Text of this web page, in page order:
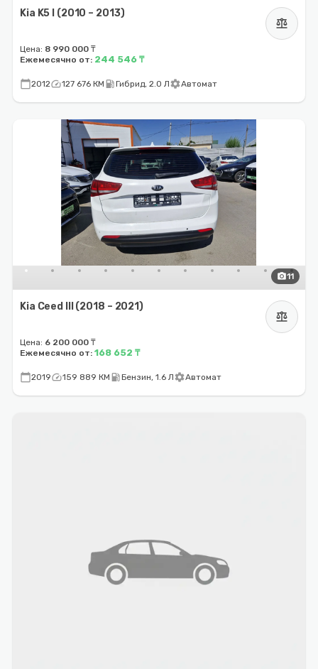
Kia K5 I (2010 – 2013)
balance
Цена: 8 990 000 ₸
Ежемесячно от: 244 546 ₸
calendar_today2012speed127 676 КМ local_gas_stationГибрид, 2.0 ЛsettingsАвтомат
photo_camera11
Kia Ceed III (2018 – 2021)
balance
Цена: 6 200 000 ₸
Ежемесячно от: 168 652 ₸
calendar_today2019speed159 889 КМ local_gas_stationБензин, 1.6 ЛsettingsАвтомат